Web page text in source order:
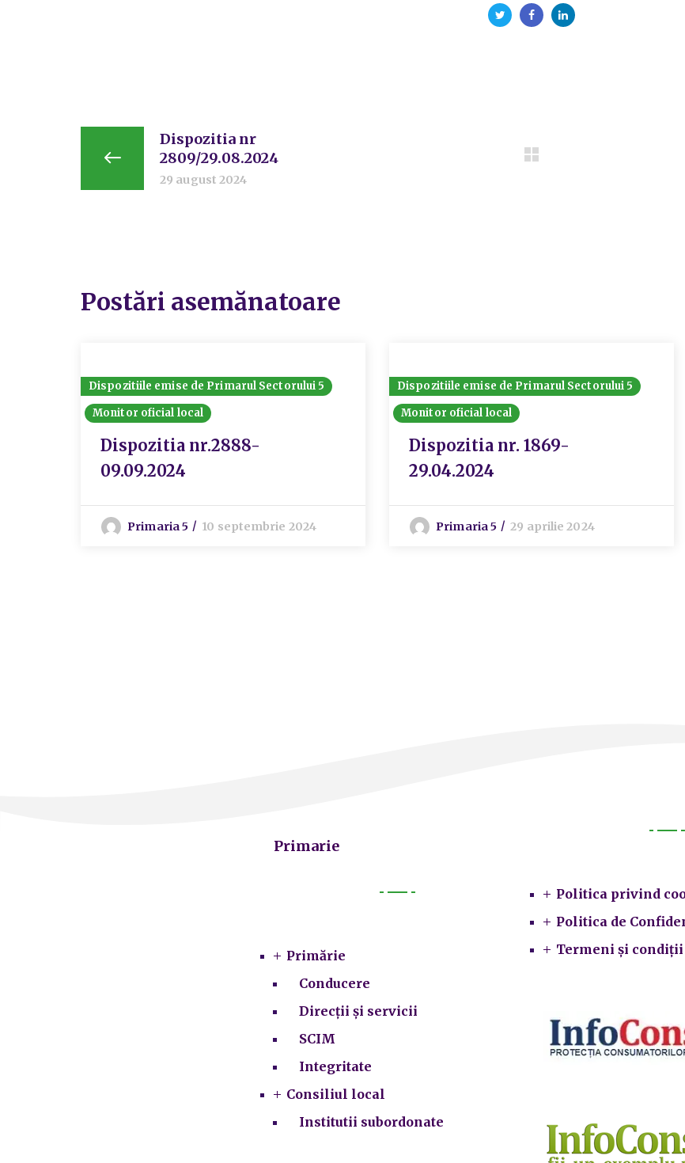
Dispozitia nr
2809/29.08.2024
29 august 2024
Postări asemănatoare
Dispozitiile emise de Primarul Sectorului 5
Monitor oficial local
Dispozitia nr.2888-
09.09.2024
Primaria 5 10 septembrie 2024
Dispozitiile emise de Primarul Sectorului 5
Monitor oficial local
Dispozitia nr. 1869-
29.04.2024
Primaria 5 29 aprilie 2024
Primarie
Primărie
Conducere
Direcții și servicii
SCIM
Integritate
Consiliul local
Institutii subordonate
Politica privind
Politica de
Termeni și condiții